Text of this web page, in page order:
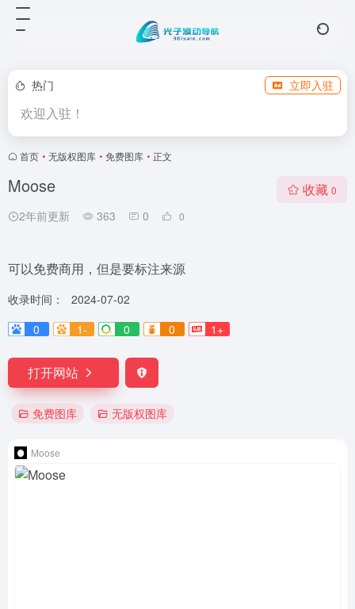
热门 立即入驻
欢迎入驻！
首页 • 无版权图库 • 免费图库 • 正文
Moose
2年前更新 363 0 0
收藏 0
可以免费商用，但是要标注来源
收录时间：
2024-07-02
0
1- 0 0 1+
打开网站
免费图库 无版权图库
Moose